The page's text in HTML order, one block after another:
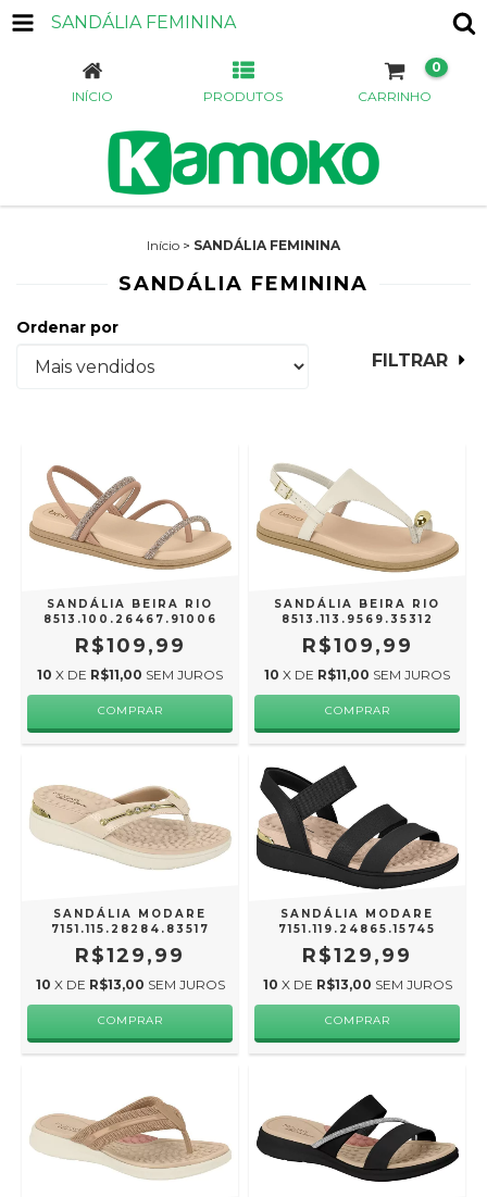
SANDÁLIA FEMININA
INÍCIO PRODUTOS CARRINHO
0
Início > SANDÁLIA FEMININA
SANDÁLIA FEMININA
Ordenar por
FILTRAR
SANDÁLIA BEIRA RIO
8513.100.26467.91006
R$109,99
10 X DE R$11,00 SEM JUROS
COMPRAR
SANDÁLIA BEIRA RIO
8513.113.9569.35312
R$109,99
10 X DE R$11,00 SEM JUROS
COMPRAR
SANDÁLIA MODARE
7151.115.28284.83517
R$129,99
10 X DE R$13,00 SEM JUROS
COMPRAR
SANDÁLIA MODARE
7151.119.24865.15745
R$129,99
10 X DE R$13,00 SEM JUROS
COMPRAR